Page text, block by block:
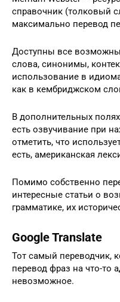
справочник (толковый
максимально перевод
Доступны все
слова, синонимы,
использование в
как в кембриджском
В дополнительных
есть озвучивание при
отметить, что
есть, американская
Помимо собственно
интересные статьи о
грамматике, их
Google Translate
Тот самый переводчик,
перевод фраз на что-то
невозможное.